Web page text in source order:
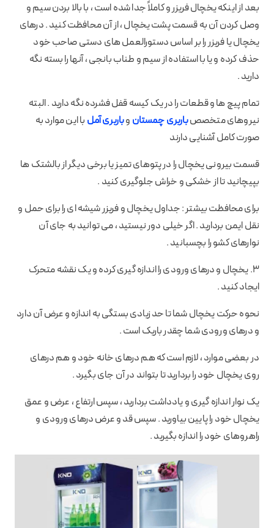
بعد از اینکه یخچال فریزر و کاملاً جدا شده است ، با بالا بردن سیم و
وصل کردن آن به قسمت پشت یخچال ، از آن محافظت کنید . درهای
یخچال یا فریزر را بر اساس دستورالعمل های دستی صاحب خود
حذف کرده و یا با استفاده از سیم و طناب بانجی ، آنها را بسته نگه
دارید .
تمام پیچ ها و قطعات را در یک کیسه قفل فشرده نگه دارید . البته
نیروهای متخصصباربری چمستان وباربری آمل با این موارد به
صورت کامل آشنایی دارند
قسمت بیرونی یخچال را در پتوهای تمیز یا برخی دیگر از بالشتک ها
بپیچانید تا از خشکی و خراش جلوگیری کنید .
برای محافظت بیشتر : جداول یخچال و فریزر شیشه ای را برای حمل و
نقل ایمن بردارید . اگر خیلی دور نیستید ، می توانید به جای آن
نوارهای کشو را بچسبانید .
3. یخچال و درهای ورودی را اندازه گیری کرده و یک نقشه متحرک
ایجاد کنید .
نحوه حرکت یخچال شما تا حد زیادی بستگی به اندازه و عرض آن دارد
و درهای ورودی شما چقدر باریک است .
در بعضی موارد ، لازم است که هم درهای خانه خود و هم درهای
روی یخچال خود را بردارید تا بتواند در آن جای بگیرد .
یک نوار اندازه گیری و یادداشت بردارید ، سپس ارتفاع ، عرض و عمق
یخچال خود را پایین بیاورید . سپس قد و عرض درهای ورودی و
راهروهای خود را اندازه بگیرید .